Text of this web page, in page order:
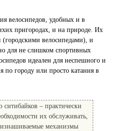
велосипедов, удобных и в
пригородах, и на природе. Их
(городскими велосипедами), и
для не слишком спортивных
идеален для неспешного и
по городу или просто катания в
ситибайков – практически
их обслуживать,
изнашиваемые механизмы